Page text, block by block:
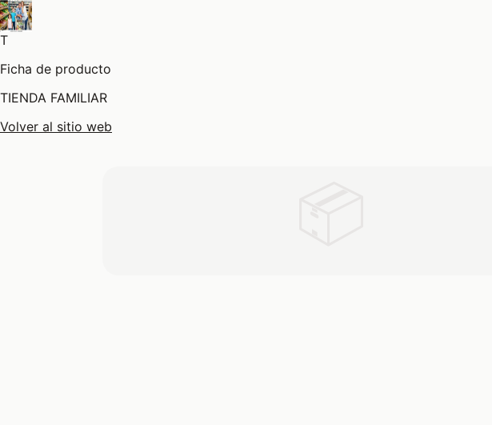
T
Ficha de producto
TIENDA FAMILIAR
Volver al sitio web